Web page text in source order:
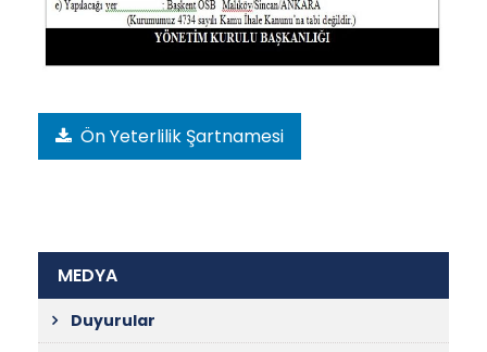
Ön Yeterlilik Şartnamesi
MEDYA
Duyurular